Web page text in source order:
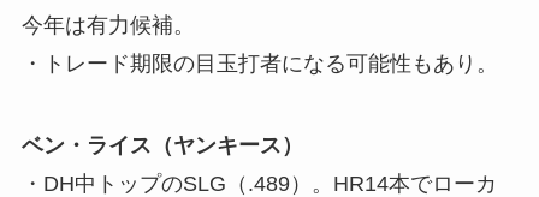
今年は有力候補。
・トレード期限の目玉打者になる可能性もあり。
ベン・ライス（ヤンキース）
・DH中トップのSLG（.489）。HR14本でローカ